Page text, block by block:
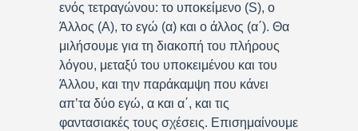
ενός τετραγώνου: το υποκείμενο (S), ο
Άλλος (Α), το εγώ (α) και ο άλλος (α΄). Θα
μιλήσουμε για τη διακοπή του πλήρους
λόγου, μεταξύ του υποκειμένου και του
Άλλου, και την παράκαμψη που κάνει
απ’τα δύο εγώ, α και α΄, και τις
φαντασιακές τους σχέσεις. Επισημαίνουμε